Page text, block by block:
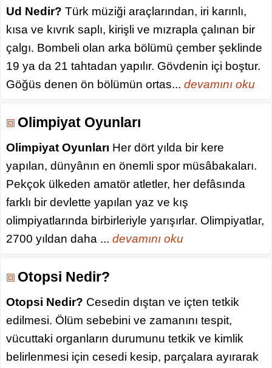
Ud Nedir? Türk müziği araçlarından, iri karınlı,
kısa ve kıvrık saplı, kirişli ve mızrapla çalınan bir
çalgı. Bombeli olan arka bölümü çember şeklinde
19 ya da 21 tahtadan yapılır. Gövdenin içi boştur.
Göğüs denen ön bölümün ortas... devamını oku
Olimpiyat Oyunları
Olimpiyat Oyunları Her dört yılda bir kere
yapılan, dünyânın en önemli spor müsâbakaları.
Pekçok ülkeden amatör atletler, her defâsında
farklı bir devlette yapılan yaz ve kış
olimpiyatlarında birbirleriyle yarışırlar. Olimpiyatlar,
2700 yıldan daha ... devamını oku
Otopsi Nedir?
Otopsi Nedir? Cesedin dıştan ve içten tetkik
edilmesi. Ölüm sebebini ve zamanını tespit,
vücuttaki organların durumunu tetkik ve kimlik
belirlenmesi için cesedi kesip, parçalara ayırarak